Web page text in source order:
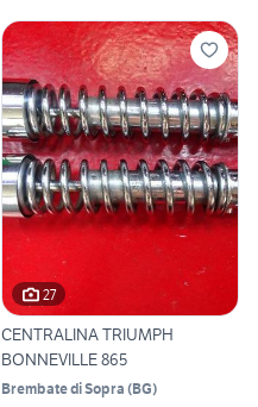
27
CENTRALINA TRIUMPH
BONNEVILLE 865
Brembate di Sopra (BG)